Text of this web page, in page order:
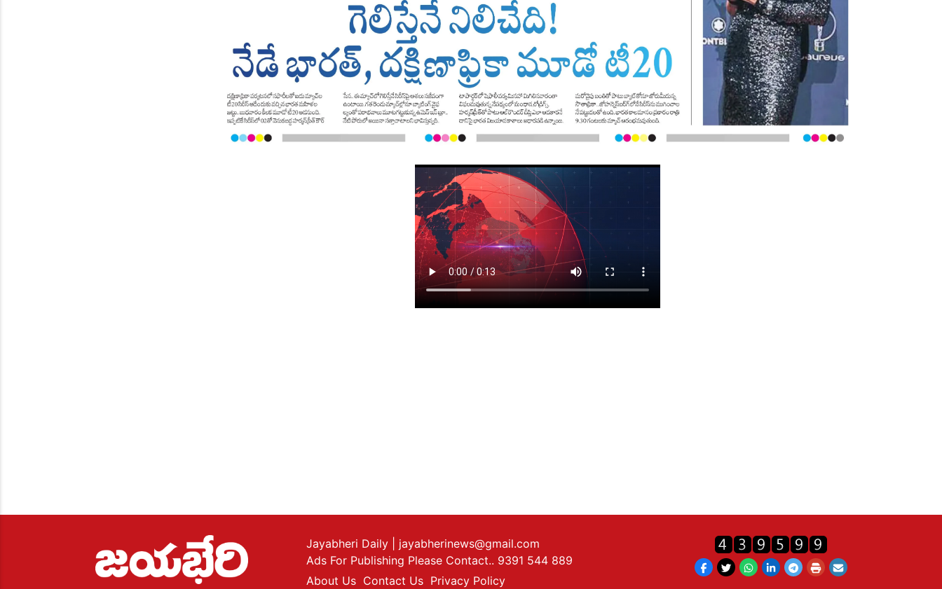
Jayabheri Daily
| jayabherinews@gmail.com
Ads For Publishing Please Contact.. 9391 544 889
About Us Contact Us Privacy Policy